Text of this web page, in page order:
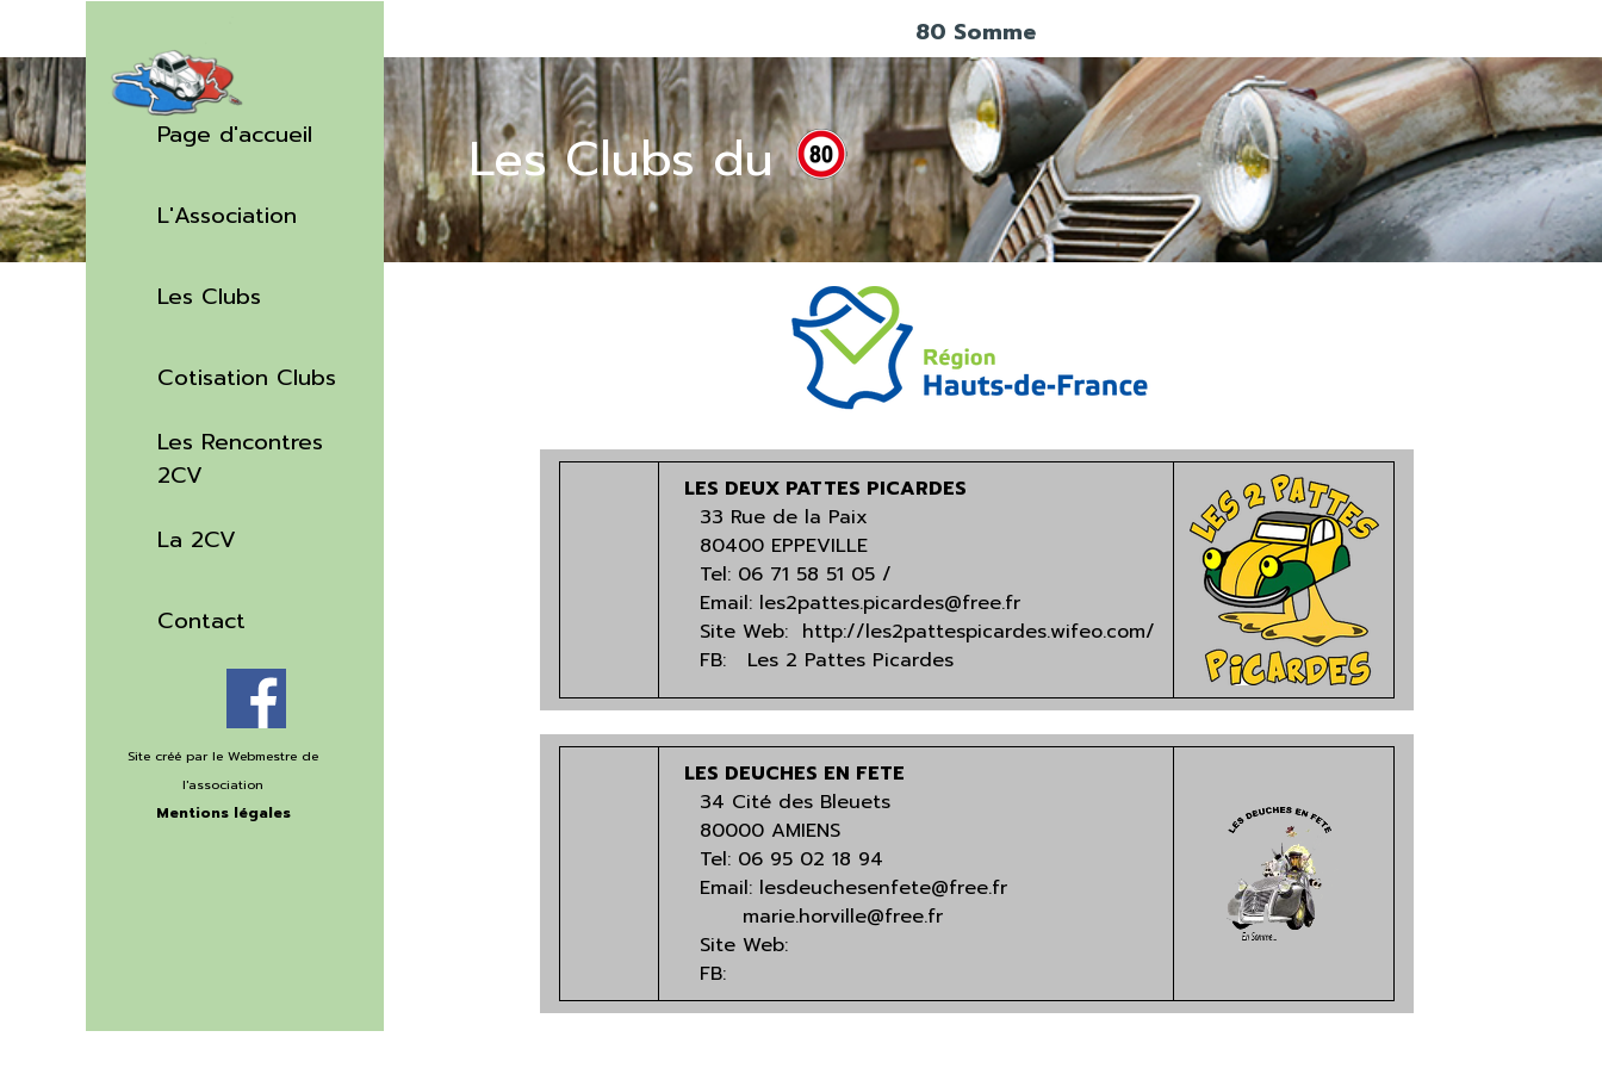
Page d'accueil
L'Association
Les Clubs
Cotisation Clubs
Les Rencontres
2CV
La 2CV
Contact
Site créé par le Webmestre de
l'association
Mentions légales
80 Somme
Les Clubs du
LES DEUX PATTES PICARDES
33 Rue de la Paix
80400 EPPEVILLE
Tel: 06 71 58 51 05 /
Email: les2pattes.picardes@free.fr
Site Web: http://les2pattespicardes.wifeo.com/
FB: Les 2 Pattes Picardes
LES DEUCHES EN FETE
34 Cité des Bleuets
80000 AMIENS
Tel: 06 95 02 18 94
Email: lesdeuchesenfete@free.fr
marie.horville@free.fr
Site Web:
FB: